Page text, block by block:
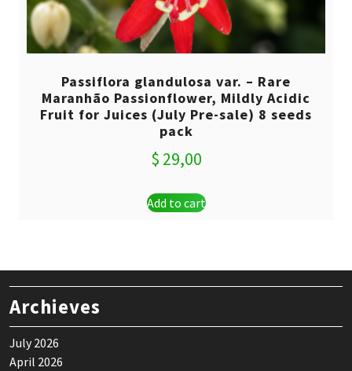
Passiflora glandulosa var. – Rare
Maranhão Passionflower, Mildly Acidic
Fruit for Juices (July Pre-sale) 8 seeds
pack
$ 29,00
Add to cart
Archieves
July 2026
April 2026